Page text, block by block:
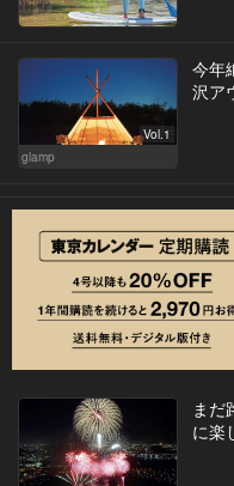
Vol.1
glamp
今年
沢ア
まだ
に楽